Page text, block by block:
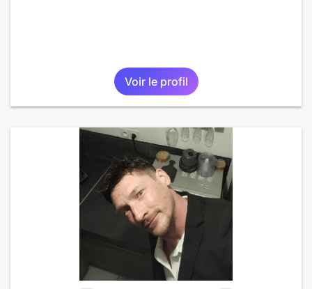
Voir le profil